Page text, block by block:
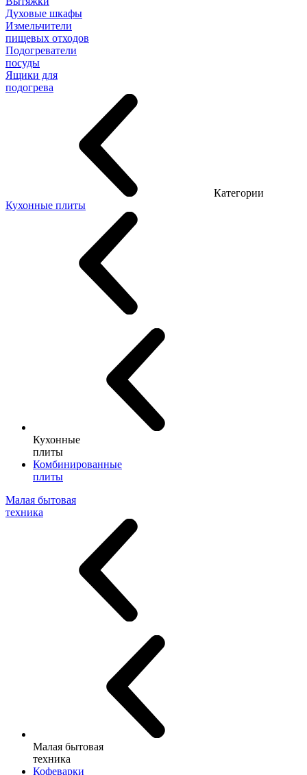
Духовые шкафы
Измельчители
пищевых отходов
Подогреватели
посуды
Ящики для
подогрева
Категории
Кухонные плиты
Кухонные
плиты
Комбинированные
плиты
Малая бытовая
техника
Малая бытовая
техника
Кофеварки